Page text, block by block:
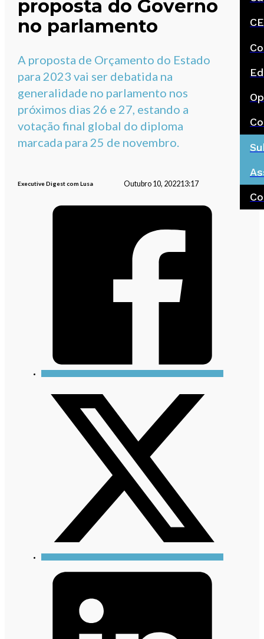
proposta do Governo
no parlamento
A proposta de Orçamento do Estado
para 2023 vai ser debatida na
generalidade no parlamento nos
próximos dias 26 e 27, estando a
votação final global do diploma
marcada para 25 de novembro.
Executive Digest com Lusa Outubro 10, 202213:17